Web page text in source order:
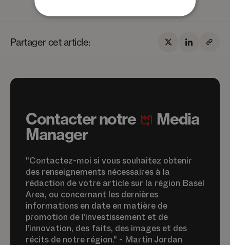
Partager cet article:
Contacter notre Media
Manager
"Contactez-moi si vous souhaitez obtenir
des renseignements nécessaires à la
rédaction de votre article sur la région Basel
Area, ou concernant les dernières
informations en date en matière de
promotion de l’investissement et de
l’innovation, des faits, des images et des
récits de notre région." - Martin Jordan